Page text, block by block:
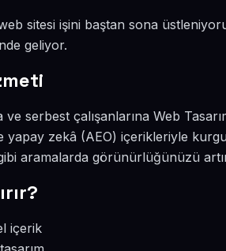
sitesi işini baştan sona
geliyor.
serbest çalışanlarına Web
yapay zekâ (AEO) içerikleriyle
aramalarda görünürlüğünüzü
içerik